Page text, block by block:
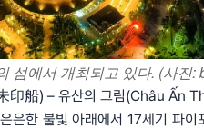
섬에서 개최되고 있다. (사진:
印船) – 유산의 그림(Châu Ấn
은한 불빛 아래에서 17세기 파